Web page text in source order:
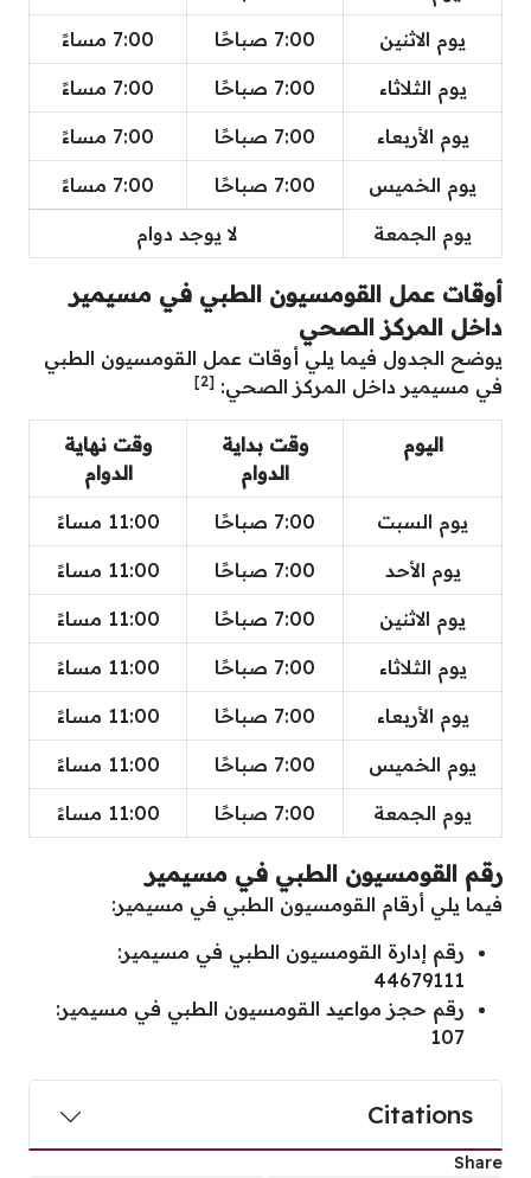
يوم الاثنين 7:00 صباحًا 7:00 مساءً
يوم الثلاثاء 7:00 صباحًا 7:00 مساءً
يوم الأربعاء 7:00 صباحًا 7:00 مساءً
يوم الخميس 7:00 صباحًا 7:00 مساءً
يوم الجمعة لا يوجد دوام
أوقات عمل القومسيون الطبي في مسيمير
داخل المركز الصحي
يوضح الجدول فيما يلي أوقات عمل القومسيون الطبي
في مسيمير داخل المركز الصحي: [2]
اليوم
وقت بداية
الدوام
وقت نهاية
الدوام
يوم السبت 7:00 صباحًا 11:00 مساءً
يوم الأحد 7:00 صباحًا 11:00 مساءً
يوم الاثنين 7:00 صباحًا 11:00 مساءً
يوم الثلاثاء 7:00 صباحًا 11:00 مساءً
يوم الأربعاء 7:00 صباحًا 11:00 مساءً
يوم الخميس 7:00 صباحًا 11:00 مساءً
يوم الجمعة 7:00 صباحًا 11:00 مساءً
رقم القومسيون الطبي في مسيمير
فيما يلي أرقام القومسيون الطبي في مسيمير:
رقم إدارة القومسيون الطبي في مسيمير:
44679111
رقم حجز مواعيد القومسيون الطبي في مسيمير:
107
Citations
Share